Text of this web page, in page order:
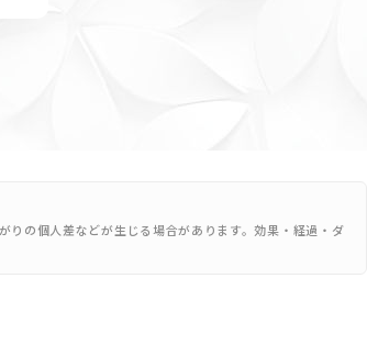
りの個人差などが生じる場合があります。効果・経過・ダ